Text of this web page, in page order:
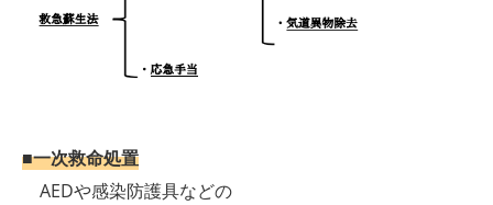
■一次救命処置
AEDや感染防護具などの